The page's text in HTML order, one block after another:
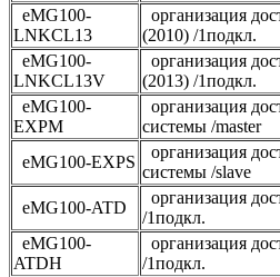
eMG100-
LNKCL13
организация
(2010) /1подкл.
eMG100-
LNKCL13V
организация
(2013) /1подкл.
eMG100-
EXPM
организация
системы /master
eMG100-EXPS
организация
системы /slave
eMG100-ATD
организация
/1подкл.
eMG100-
ATDH
организация
/1подкл.